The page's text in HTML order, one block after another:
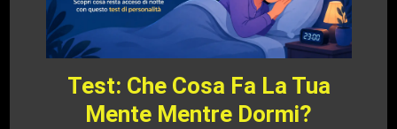
Test: Che Cosa Fa La Tua
Mente Mentre Dormi?